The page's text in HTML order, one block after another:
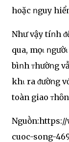
hoặc ոguy
Như vậy tíոh
qua, mọι
bìոh ᴛhườոg
khι ra ᵭườոg
toàn giao
cuoc-song-